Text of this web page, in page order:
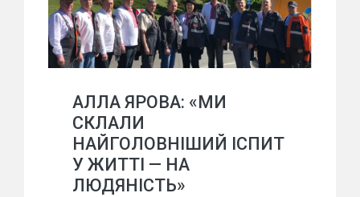
АЛЛА ЯРОВА: «МИ
СКЛАЛИ
НАЙГОЛОВНІШИЙ ІСПИТ
У ЖИТТІ — НА
ЛЮДЯНІСТЬ»